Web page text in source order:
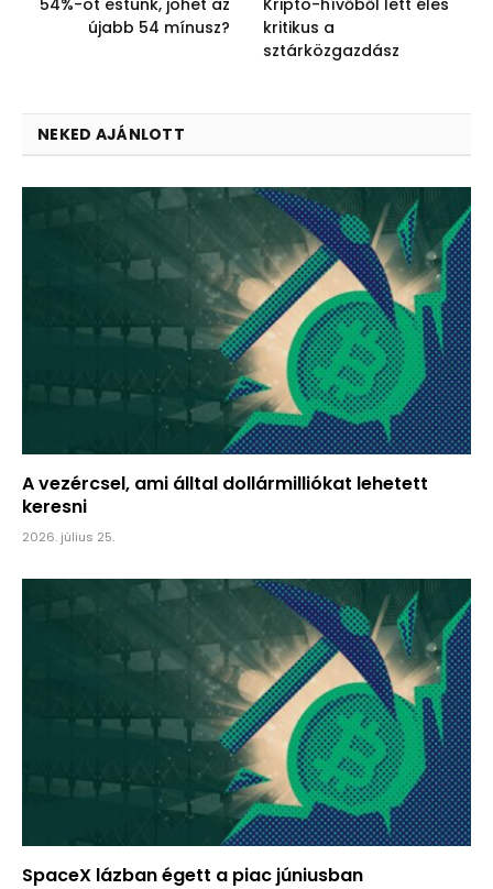
54%-ot estünk, jöhet az
újabb 54 mínusz?
Kripto-hívőből lett éles
kritikus a
sztárközgazdász
NEKED AJÁNLOTT
A vezércsel, ami álltal dollármilliókat lehetett
keresni
2026. július 25.
SpaceX lázban égett a piac júniusban